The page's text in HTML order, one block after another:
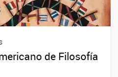
de Filosofía